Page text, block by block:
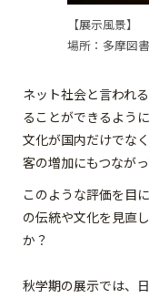
【展示風景】
場所：多摩図
ネット社会と言われ
ることができるよう
文化が国内だけでな
客の増加にもつながっ
このような評価を目
の伝統や文化を見直
か？
秋学期の展示では、